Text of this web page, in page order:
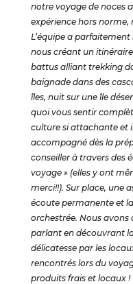
notre voyage de noces
expérience hors norme,
L’équipe a
nous créant un
battus alliant trekking
baignade dans des
îles, nuit sur une île
quoi vous sentir
culture si attachante et
accompagné dès la
conseiller à travers des
voyage » (elles y ont
merci!!). Sur place, une
écoute permanente et
orchestrée. Nous
parlant en découvrant
délicatesse par les
rencontrés lors du
produits frais et locaux !